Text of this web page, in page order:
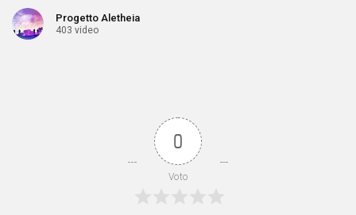
Progetto Aletheia
403 video
0
Voto